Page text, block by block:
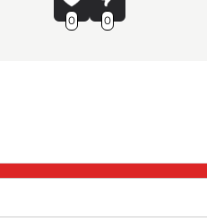
0 0